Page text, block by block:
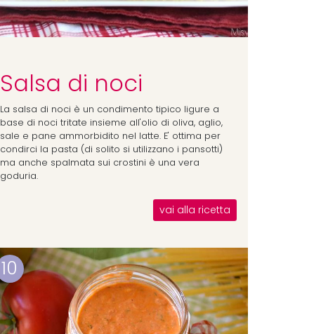
Salsa di noci
La salsa di noci è un condimento tipico ligure a
base di noci tritate insieme all'olio di oliva, aglio,
sale e pane ammorbidito nel latte. E' ottima per
condirci la pasta (di solito si utilizzano i pansotti)
ma anche spalmata sui crostini è una vera
goduria.
vai alla ricetta
10